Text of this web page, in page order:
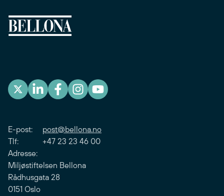
E-post: post@bellona.no
Tlf: +47 23 23 46 00
Adresse:
Miljøstiftelsen Bellona
Rådhusgata 28
0151 Oslo